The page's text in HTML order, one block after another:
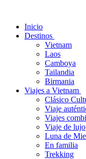
Inicio
Destinos
Vietnam
Laos
Camboya
Tailandia
Birmania
Viajes a Vietnam
Clásico
Viaje
Viajes
Viaje de lujo
Luna de
En familia
Trekking